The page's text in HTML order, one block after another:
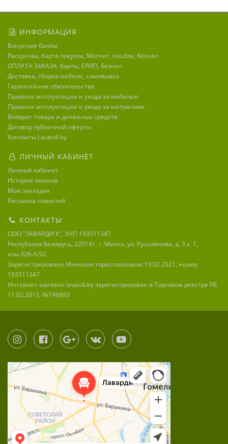
ИНФОРМАЦИЯ
Бонусные баллы
Рассрочка, Карта покупок, Магнит, кэшбэк, безнал
ОПЛАТА ЗАКАЗА: Карты, ЕРИП, Безнал
Доставка, сборка мебели, самовывоз
Гарантийные обязательства
Правила эксплуатации и ухода за мебелью
Правила эксплуатации и ухода за матрасами
Возврат товара и денежных средств
Договор публичной оферты
Контакты Lavardi.by
ЛИЧНЫЙ КАБИНЕТ
Личный кабинет
История заказов
Мои закладки
Рассылка новостей
КОНТАКТЫ
ООО "ЛАВАРДИ К", УНП 193511347
Республика Беларусь, 220141, г. Минск, ул. Руссиянова, д. 3 к. 1,
ком.326-А/32
Зарегистрировано Минским горисполкомом 19.02.2021, номер
193511347
Интернет-магазин lavardi.by зарегистрирован в Торговом реестре РБ
11.02.2015, №196893